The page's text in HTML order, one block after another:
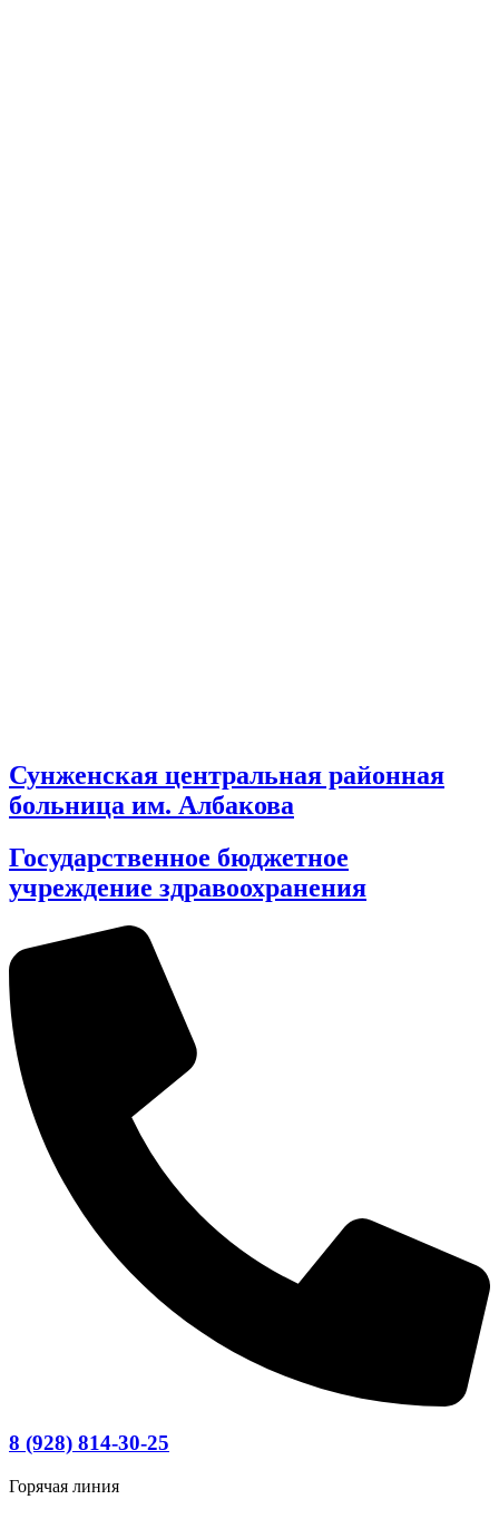
Сунженская центральная районная
больница им. Албакова
Государственное бюджетное
учреждение здравоохранения
8 (928) 814-30-25
Горячая линия